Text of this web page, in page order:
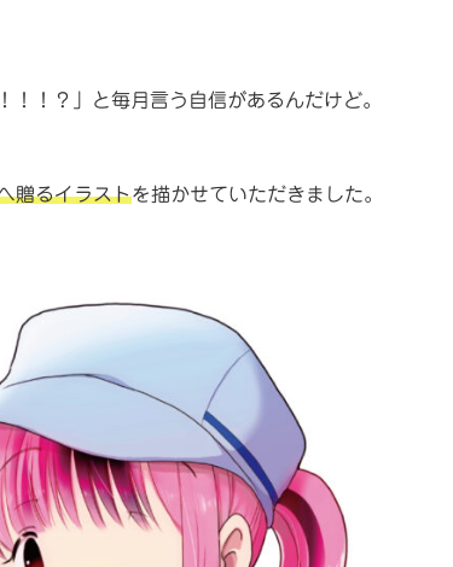
！？」と毎月言う自信があるんだけど。
贈るイラストを描かせていただきました。